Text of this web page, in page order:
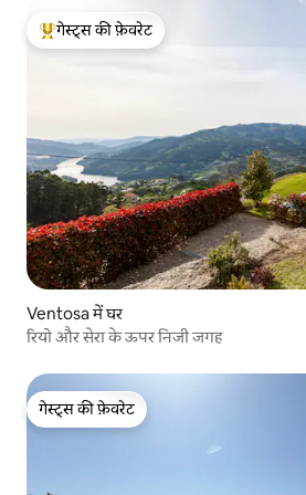
गेस्ट्स का टॉप फ़ेवरेट
गेस्ट्स की फ़ेवरेट
Ventosa में घर
रियो और सेरा के ऊपर निजी जगह
गेस्ट्स की फ़ेवरेट
गेस्ट्स की फ़ेवरेट